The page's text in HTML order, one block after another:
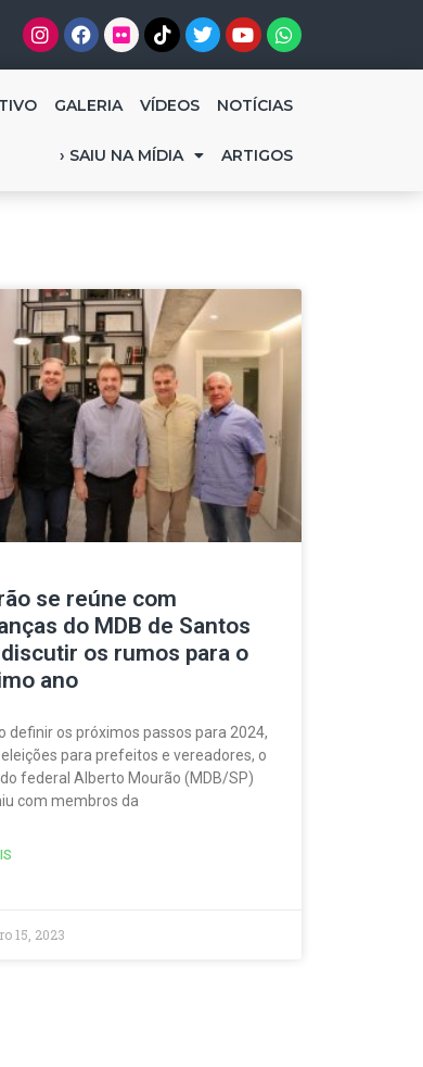
GALERIA VÍDEOS NOTÍCIAS
› SAIU NA MÍDIA ARTIGOS
se reúne com
do MDB de Santos
os rumos para o
ano
definir os próximos passos para 2024,
para prefeitos e vereadores, o
federal Alberto Mourão (MDB/SP)
com membros da
15, 2023